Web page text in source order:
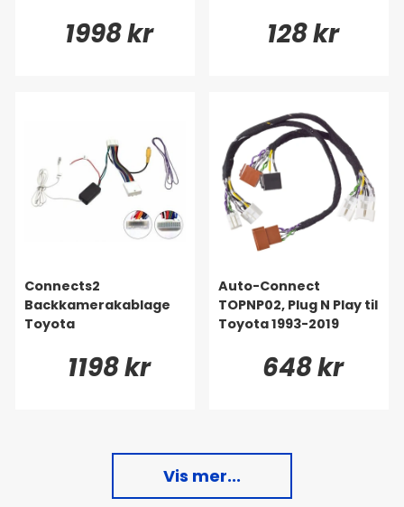
1998 kr 128 kr
Connects2
Backkamerakablage
Toyota
1198 kr
Auto-Connect
TOPNP02, Plug N Play til
Toyota 1993-2019
648 kr
Vis mer...